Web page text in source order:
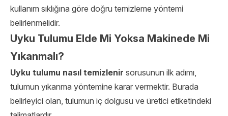
kullanım sıklığına göre doğru temizleme yöntemi
belirlenmelidir.
Uyku Tulumu Elde Mi Yoksa Makinede Mi
Yıkanmalı?
Uyku tulumu nasıl temizlenir sorusunun ilk adımı,
tulumun yıkanma yöntemine karar vermektir. Burada
belirleyici olan, tulumun iç dolgusu ve üretici etiketindeki